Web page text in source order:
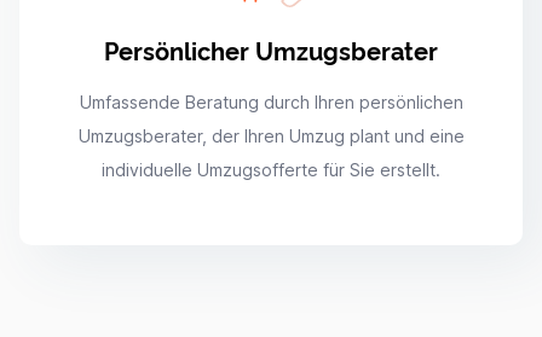
Persönlicher Umzugsberater
Umfassende Beratung durch Ihren persönlichen
Umzugsberater, der Ihren Umzug plant und eine
individuelle Umzugsofferte für Sie erstellt.